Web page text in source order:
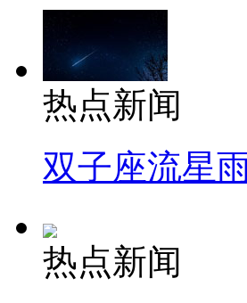
热点新闻
双子座流星
热点新闻